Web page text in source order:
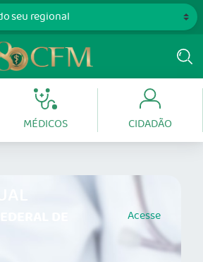
MÉDICOS CIDADÃO
DE Acesse